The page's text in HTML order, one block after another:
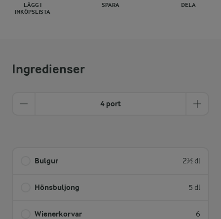
LÄGG I
INKÖPSLISTA
SPARA DELA
Ingredienser
4 port
Bulgur 2½ dl
Hönsbuljong 5 dl
Wienerkorvar 6